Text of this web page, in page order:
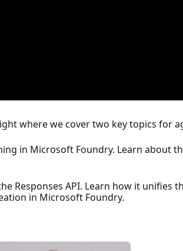
where we cover two key topics for
in Microsoft Foundry. Learn about
Responses API. Learn how it unifies
in Microsoft Foundry.